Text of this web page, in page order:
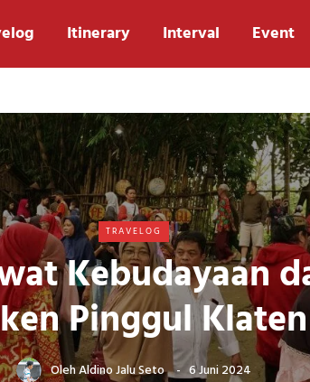
Itinerary Interval Event
TRAVELOG
Kebudayaan
Pinggul Klaten
OlehAldino Jalu Seto 6 Juni 2024